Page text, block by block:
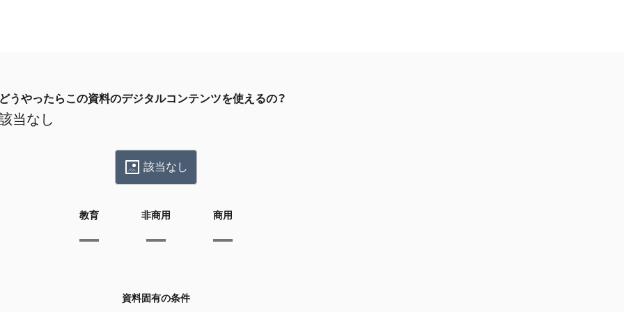
どうやったらこの資料のデジタルコンテンツを使えるの？
当なし
該当なし
教育 非商用 商用
資料固有の条件